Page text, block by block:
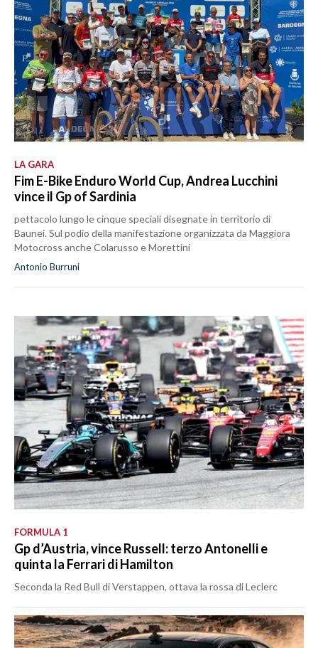
LA GARA
Fim E-Bike Enduro World Cup, Andrea Lucchini
vince il Gp of Sardinia
pettacolo lungo le cinque speciali disegnate in territorio di
Baunei. Sul podio della manifestazione organizzata da Maggiora
Motocross anche Colarusso e Morettini
Antonio Burruni
FORMULA 1
Gp d’Austria, vince Russell: terzo Antonelli e
quinta la Ferrari di Hamilton
Seconda la Red Bull di Verstappen, ottava la rossa di Leclerc